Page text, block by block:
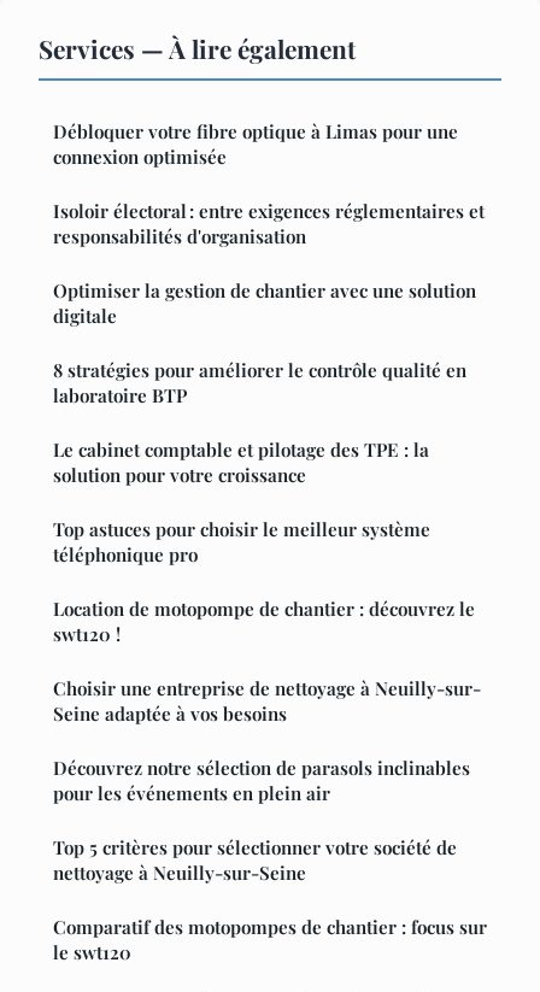
Services — À lire également
Débloquer votre fibre optique à Limas pour une
connexion optimisée
Isoloir électoral : entre exigences réglementaires et
responsabilités d'organisation
Optimiser la gestion de chantier avec une solution
digitale
8 stratégies pour améliorer le contrôle qualité en
laboratoire BTP
Le cabinet comptable et pilotage des TPE : la
solution pour votre croissance
Top astuces pour choisir le meilleur système
téléphonique pro
Location de motopompe de chantier : découvrez le
swt120 !
Choisir une entreprise de nettoyage à Neuilly-sur-
Seine adaptée à vos besoins
Découvrez notre sélection de parasols inclinables
pour les événements en plein air
Top 5 critères pour sélectionner votre société de
nettoyage à Neuilly-sur-Seine
Comparatif des motopompes de chantier : focus sur
le swt120